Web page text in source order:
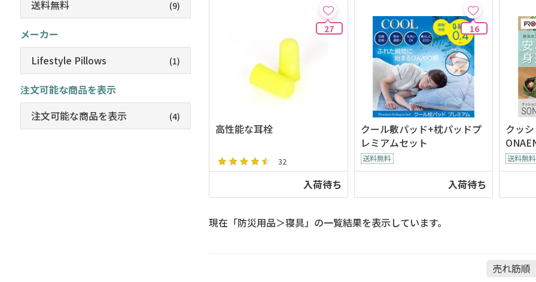
送料無料 (9)
メーカー
Lifestyle Pillows
(1)
注文可能な商品を表示
注文可能な商品を表示
(4)
27
高性能な耳栓
32
入荷待ち
16
クール敷パッド+枕パッドプ
レミアムセット
入荷待ち
クッ
現在「防災用品＞寝具」の一覧結果を表示しています。